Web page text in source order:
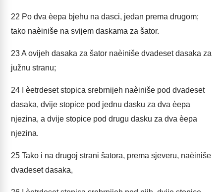
22 Po dva èepa bjehu na dasci, jedan prema drugom;
tako naèiniše na svijem daskama za šator.
23A ovijeh dasaka za šator naèiniše dvadeset dasaka za
južnu stranu;
24 I èetrdeset stopica srebrnijeh naèiniše pod dvadeset
dasaka, dvije stopice pod jednu dasku za dva èepa
njezina, a dvije stopice pod drugu dasku za dva èepa
njezina.
25 Tako i na drugoj strani šatora, prema sjeveru, naèiniše
dvadeset dasaka,